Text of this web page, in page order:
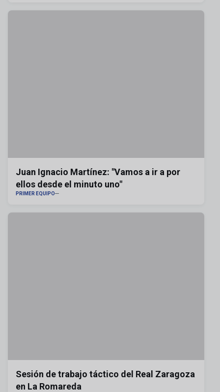
Juan Ignacio Martínez: "Vamos a ir a por
ellos desde el minuto uno"
PRIMER EQUIPO
Sesión de trabajo táctico del Real Zaragoza
en La Romareda